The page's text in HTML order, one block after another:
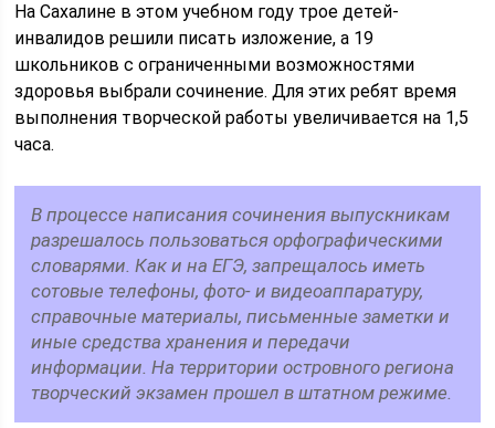
На Сахалине в этом учебном году трое детей-
инвалидов решили писать изложение, а 19
школьников с ограниченными возможностями
здоровья выбрали сочинение. Для этих ребят время
выполнения творческой работы увеличивается на 1,5
часа.
В процессе написания сочинения выпускникам
разрешалось пользоваться орфографическими
словарями. Как и на ЕГЭ, запрещалось иметь
сотовые телефоны, фото- и видеоаппаратуру,
справочные материалы, письменные заметки и
иные средства хранения и передачи
информации. На территории островного региона
творческий экзамен прошел в штатном режиме.